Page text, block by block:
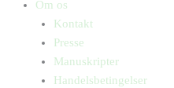
Om os
Kontakt
Presse
Manuskripter
Handelsbetingelser